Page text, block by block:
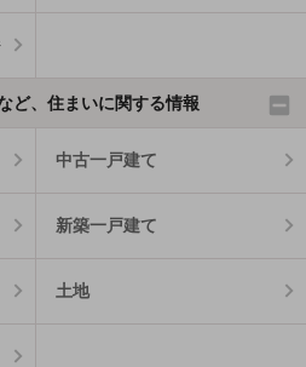
ど、住まいに関する情報
中古一戸建て
新築一戸建て
土地